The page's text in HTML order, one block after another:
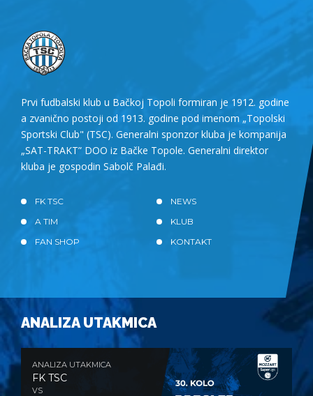
Prvi fudbalski klub u Bačkoj Topoli formiran je 1912. godine
a zvanično postoji od 1913. godine pod imenom „Topolski
Sportski Club" (TSC). Generalni sponzor kluba je kompanija
„SAT-TRAKT” DOO iz Bačke Topole. Generalni direktor
kluba je gospodin Sabolč Palađi.
FK TSC
NEWS
A TIM
KLUB
FAN SHOP
KONTAKT
ANALIZA UTAKMICA
ANALIZA UTAKMICA
FK TSC
VS